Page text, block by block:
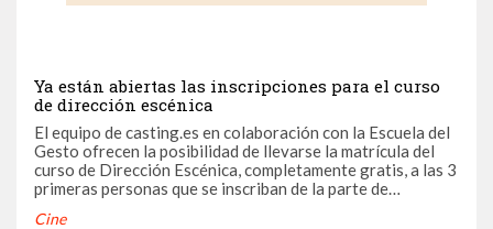
Ya están abiertas las inscripciones para el curso
de dirección escénica
El equipo de casting.es en colaboración con la Escuela del
Gesto ofrecen la posibilidad de llevarse la matrícula del
curso de Dirección Escénica, completamente gratis, a las 3
primeras personas que se inscriban de la parte de
Cine